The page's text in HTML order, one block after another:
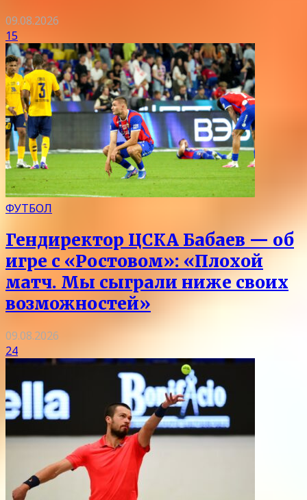
09.08.2026
15
ФУТБОЛ
Гендиректор ЦСКА Бабаев — об
игре с «Ростовом»: «Плохой
матч. Мы сыграли ниже своих
возможностей»
09.08.2026
24